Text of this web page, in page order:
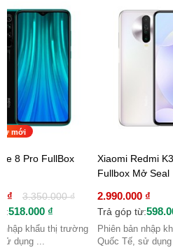
8 Pro FullBox
₫
3.350.000 ₫
518.000 ₫
nhập khẩu thị trường
dụng ...
mới
Xiaomi Redmi
Fullbox Mở Seal
2.990.000 ₫
Trả góp từ:
Phiên bản nhập
Quốc Tế, sử